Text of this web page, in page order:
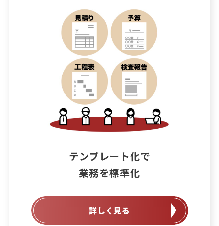
テンプレート化で
業務を標準化
詳しく見る